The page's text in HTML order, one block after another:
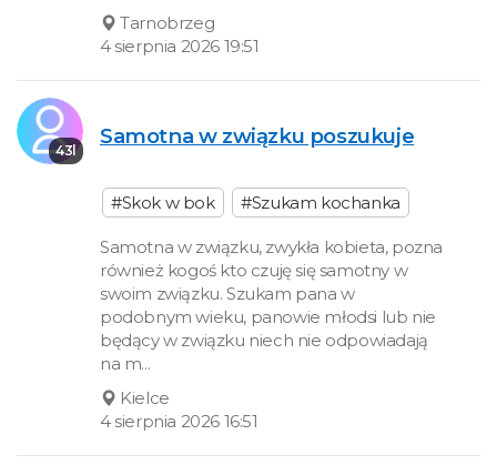
Tarnobrzeg
4 sierpnia 2026 19:51
43l
Samotna w związku poszukuje
#Skok w bok #Szukam kochanka
Samotna w związku, zwykła kobieta, pozna
również kogoś kto czuję się samotny w
swoim związku. Szukam pana w
podobnym wieku, panowie młodsi lub nie
będący w związku niech nie odpowiadają
na m...
Kielce
4 sierpnia 2026 16:51